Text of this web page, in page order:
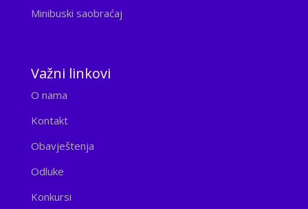
Minibuski saobraćaj
Važni linkovi
O nama
Kontakt
Obavještenja
Odluke
Konkursi